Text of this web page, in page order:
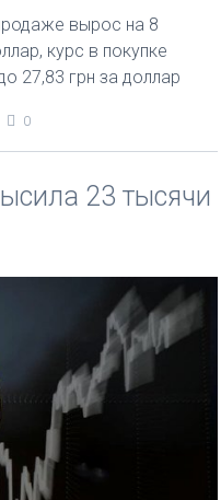
вырос на 8
курс в покупке
27,83 грн за доллар
0
23 тысячи